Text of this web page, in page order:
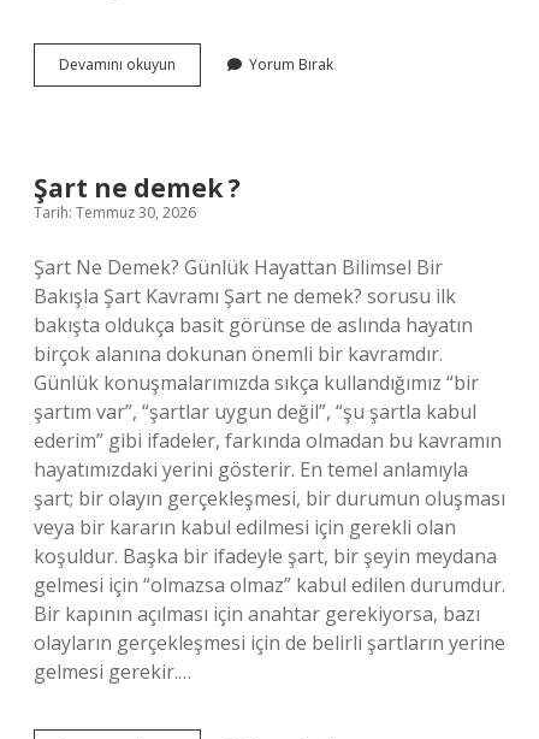
Devamını okuyun
yapan
Yorum Bırak
Şart ne demek ?
Tarih: Temmuz 30, 2026
Şart Ne Demek? Günlük Hayattan Bilimsel Bir
Bakışla Şart Kavramı Şart ne demek? sorusu ilk
bakışta oldukça basit görünse de aslında hayatın
birçok alanına dokunan önemli bir kavramdır.
Günlük konuşmalarımızda sıkça kullandığımız “bir
şartım var”, “şartlar uygun değil”, “şu şartla kabul
ederim” gibi ifadeler, farkında olmadan bu kavramın
hayatımızdaki yerini gösterir. En temel anlamıyla
şart; bir olayın gerçekleşmesi, bir durumun oluşması
veya bir kararın kabul edilmesi için gerekli olan
koşuldur. Başka bir ifadeyle şart, bir şeyin meydana
gelmesi için “olmazsa olmaz” kabul edilen durumdur.
Bir kapının açılması için anahtar gerekiyorsa, bazı
olayların gerçekleşmesi için de belirli şartların yerine
gelmesi gerekir.…